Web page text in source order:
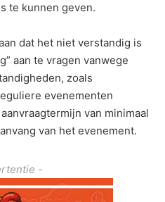
te kunnen geven.
dat het niet verstandig is
aan te vragen vanwege
zoals
evenementen
van minimaal
van het evenement.
-